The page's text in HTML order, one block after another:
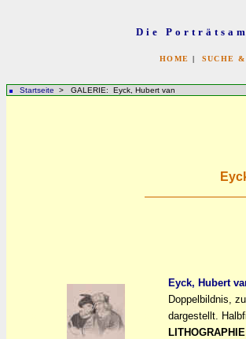
Die
HOME | SUCHE
Startseite > GALERIE: Eyck, Hubert van
Eyck, Hubert
Doppelbildnis,
dargestellt.